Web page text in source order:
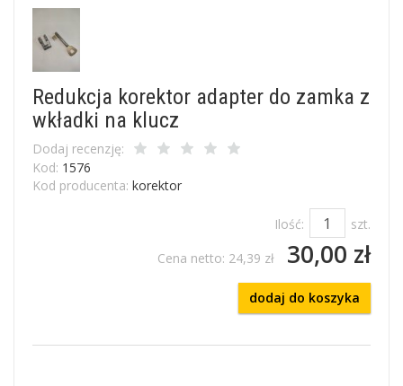
Redukcja korektor adapter do zamka z
wkładki na klucz
Dodaj recenzję:
Kod: 1576
Kod producenta: korektor
Ilość:
szt.
Cena netto: 24,39 zł 30,00 zł
dodaj do koszyka